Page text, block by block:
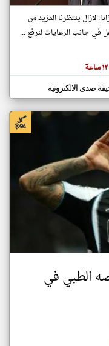
klyoum.com
لازال ينتظرنا المزيد من
في جانب الرعايات لنرفع ...
صدى الالكترونية
الطبي في